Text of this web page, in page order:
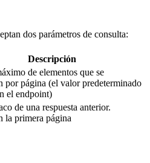
dos parámetros de consulta:
Descripción
de elementos que se
por página (el valor predeterminado
el endpoint)
de una respuesta anterior.
la primera página